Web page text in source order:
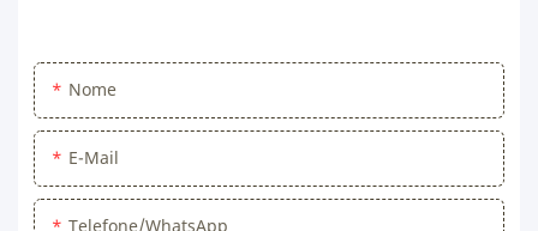
Nome
E-Mail
Telefone/WhatsApp